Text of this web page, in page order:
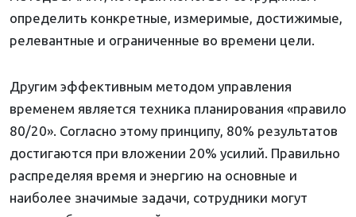
определить конкретные, измеримые, достижимые,
релевантные и ограниченные во времени цели.
Другим эффективным методом управления
временем является техника планирования «правило
80/20». Согласно этому принципу, 80% результатов
достигаются при вложении 20% усилий. Правильно
распределяя время и энергию на основные и
наиболее значимые задачи, сотрудники могут